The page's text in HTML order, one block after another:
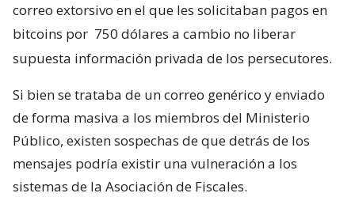
correo extorsivo en el que les solicitaban pagos en
bitcoins por 750 dólares a cambio no liberar
supuesta información privada de los persecutores.
Si bien se trataba de un correo genérico y enviado
de forma masiva a los miembros del Ministerio
Público, existen sospechas de que detrás de los
mensajes podría existir una vulneración a los
sistemas de la Asociación de Fiscales.